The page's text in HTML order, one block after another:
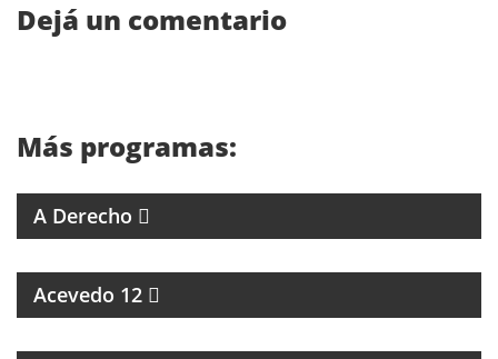
Dejá un comentario
Más programas:
A Derecho
Acevedo 12